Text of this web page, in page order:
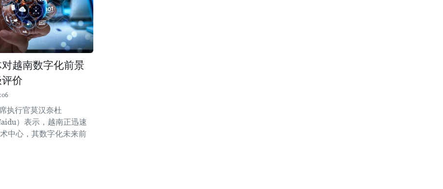
越南数字化前景
价
执行官莫汉奈杜
）表示，越南正迅速
中心，其数字化未来前